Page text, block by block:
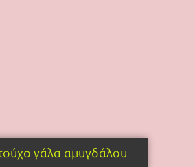
γάλα αμυγδάλου